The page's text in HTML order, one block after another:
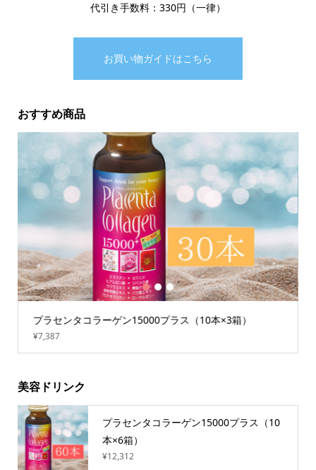
代引き手数料：330円（一律）
お買い物ガイドはこちら
おすすめ商品
プラセンタコラーゲン15000プラス（10本×3箱）
¥7,387
1 2 3
美容ドリンク
プラセンタコラーゲン15000プラス（10
本×6箱）
¥12,312